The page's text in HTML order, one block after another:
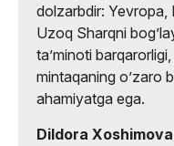
dolzarbdir:
Uzoq Sharqni
taʼminoti
mintaqaning oʼzaro
ahamiyatga ega.
Dildora